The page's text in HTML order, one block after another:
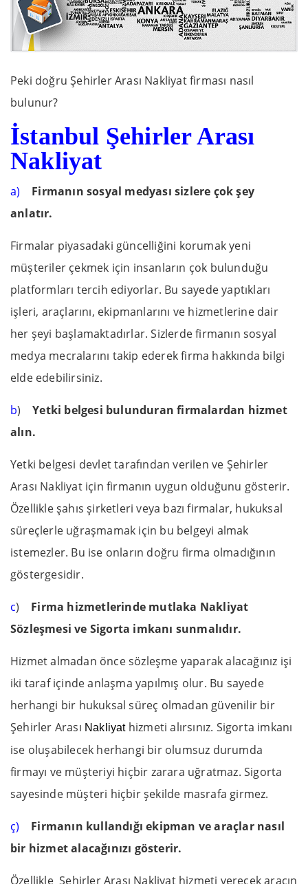
Peki doğru Şehirler Arası Nakliyat firması nasıl
bulunur?
İstanbul Şehirler Arası
Nakliyat
a)
Firmanın sosyal medyası sizlere çok şey
anlatır.
Firmalar piyasadaki güncelliğini korumak yeni
müşteriler çekmek için insanların çok bulunduğu
platformları tercih ediyorlar. Bu sayede yaptıkları
işleri, araçlarını, ekipmanlarını ve hizmetlerine dair
her şeyi başlamaktadırlar. Sizlerde firmanın sosyal
medya mecralarını takip ederek firma hakkında bilgi
elde edebilirsiniz.
b)Yetki belgesi bulunduran firmalardan hizmet
alın.
Yetki belgesi devlet tarafından verilen ve Şehirler
Arası Nakliyat için firmanın uygun olduğunu gösterir.
Özellikle şahıs şirketleri veya bazı firmalar, hukuksal
süreçlerle uğraşmamak için bu belgeyi almak
istemezler. Bu ise onların doğru firma olmadığının
göstergesidir.
c) Firma hizmetlerinde mutlaka Nakliyat
Sözleşmesi ve Sigorta imkanı sunmalıdır.
Hizmet almadan önce sözleşme yaparak alacağınız işi
iki taraf içinde anlaşma yapılmış olur. Bu sayede
herhangi bir hukuksal süreç olmadan güvenilir bir
Şehirler Arası Nakliyathizmeti alırsınız. Sigorta imkanı
ise oluşabilecek herhangi bir olumsuz durumda
firmayı ve müşteriyi hiçbir zarara uğratmaz. Sigorta
sayesinde müşteri hiçbir şekilde masrafa girmez.
ç)
Firmanın kullandığı ekipman ve araçlar nasıl
bir hizmet alacağınızı gösterir.
Özellikle Şehirler Arası Nakliyat hizmeti verecek aracın